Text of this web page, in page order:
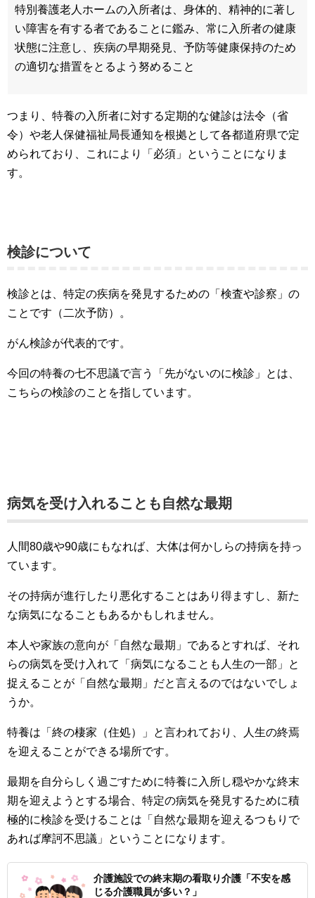
特別養護老人ホームの入所者は、身体的、精神的に著し
い障害を有する者であることに鑑み、常に入所者の健康
状態に注意し、疾病の早期発見、予防等健康保持のため
の適切な措置をとるよう努めること
つまり、特養の入所者に対する定期的な健診は法令（省
令）や老人保健福祉局長通知を根拠として各都道府県で定
められており、これにより「必須」ということになりま
す。
検診について
検診とは、特定の疾病を発見するための「検査や診察」の
ことです（二次予防）。
がん検診が代表的です。
今回の特養の七不思議で言う「先がないのに検診」とは、
こちらの検診のことを指しています。
病気を受け入れることも自然な最期
人間80歳や90歳にもなれば、大体は何かしらの持病を持っ
ています。
その持病が進行したり悪化することはあり得ますし、新た
な病気になることもあるかもしれません。
本人や家族の意向が「自然な最期」であるとすれば、それ
らの病気を受け入れて「病気になることも人生の一部」と
捉えることが「自然な最期」だと言えるのではないでしょ
うか。
特養は「終の棲家（住処）」と言われており、人生の終焉
を迎えることができる場所です。
最期を自分らしく過ごすために特養に入所し穏やかな終末
期を迎えようとする場合、特定の病気を発見するために積
極的に検診を受けることは「自然な最期を迎えるつもりで
あれば摩訶不思議」ということになります。
介護施設での終末期の看取り介護「不安を感
じる介護職員が多い？」